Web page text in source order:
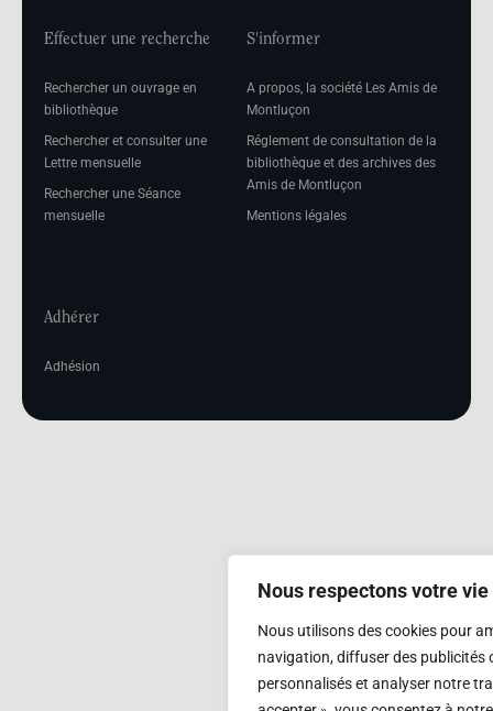
Nous respectons votre
Nous utilisons des cookies pour
navigation, diffuser des publicités
personnalisés et analyser notre
Effectuer une recherche
Rechercher un ouvrage en
bibliothèque
Rechercher et consulter une
Lettre mensuelle
Rechercher une Séance
mensuelle
S'informer
A propos, la société Les Amis de
Montluçon
Réglement de consultation de la
bibliothèque et des archives des
Amis de Montluçon
Mentions légales
Adhérer
Adhésion